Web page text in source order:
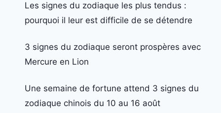
Les signes du zodiaque les plus tendus :
pourquoi il leur est difficile de se détendre
3 signes du zodiaque seront prospères avec
Mercure en Lion
Une semaine de fortune attend 3 signes du
zodiaque chinois du 10 au 16 août